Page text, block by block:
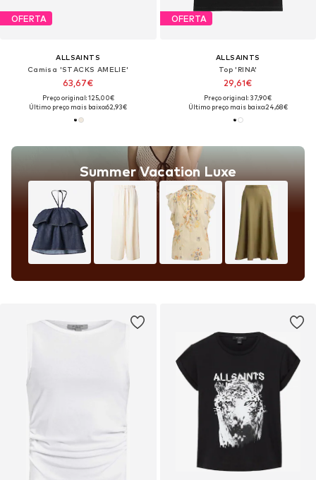
OFERTA
ALLSAINTS
Camisa 'STACKS AMELIE'
63,67€
Preço original: 125,00€
Último preço mais baixo:62,93€
Summer Vacation Luxe
OFERTA
ALLSAINTS
Top 'RINA'
29,61€
Preço original: 37,90€
Último preço mais baixo:24,68€